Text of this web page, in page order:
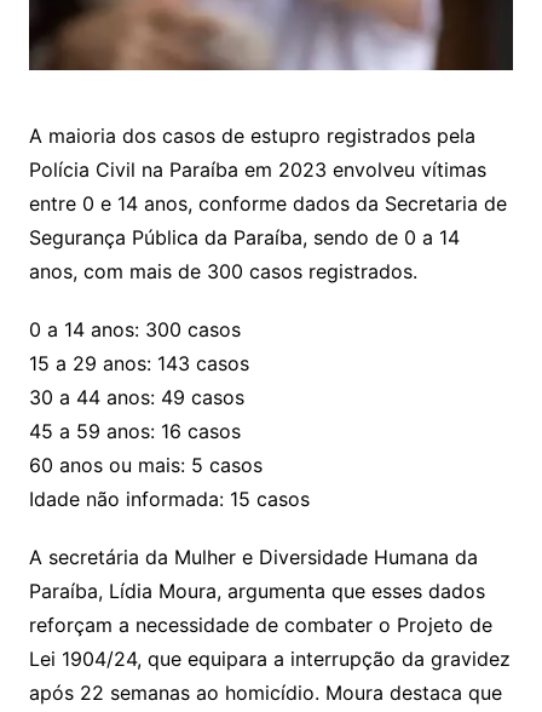
A maioria dos casos de estupro registrados pela
Polícia Civil na Paraíba em 2023 envolveu vítimas
entre 0 e 14 anos, conforme dados da Secretaria de
Segurança Pública da Paraíba, sendo de 0 a 14
anos, com mais de 300 casos registrados.
0 a 14 anos: 300 casos
15 a 29 anos: 143 casos
30 a 44 anos: 49 casos
45 a 59 anos: 16 casos
60 anos ou mais: 5 casos
Idade não informada: 15 casos
A secretária da Mulher e Diversidade Humana da
Paraíba, Lídia Moura, argumenta que esses dados
reforçam a necessidade de combater o Projeto de
Lei 1904/24, que equipara a interrupção da gravidez
após 22 semanas ao homicídio. Moura destaca que